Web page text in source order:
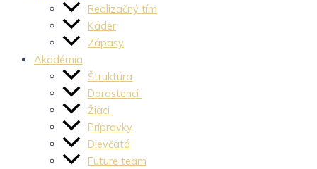
Realizačný tím
Káder
Zápasy
Akadémia
Štruktúra
Dorastenci
Žiaci
Prípravky
Dievčatá
Future team